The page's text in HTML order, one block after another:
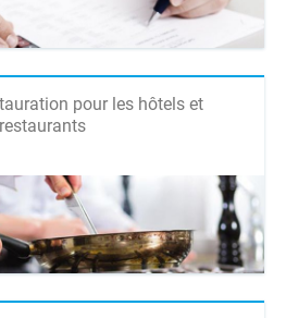
pour les hôtels et
restaurants